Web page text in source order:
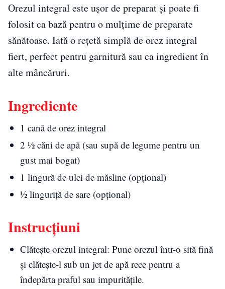
Orezul integral este ușor de preparat și poate fi
folosit ca bază pentru o mulțime de preparate
sănătoase. Iată o rețetă simplă de orez integral
fiert, perfect pentru garnitură sau ca ingredient în
alte mâncăruri.
Ingrediente
1 cană de orez integral
2 ½ căni de apă (sau supă de legume pentru un
gust mai bogat)
1 lingură de ulei de măsline (opțional)
½ linguriță de sare (opțional)
Instrucțiuni
Clătește orezul integral: Pune orezul într-o sită fină
și clătește-l sub un jet de apă rece pentru a
îndepărta praful sau impuritățile.